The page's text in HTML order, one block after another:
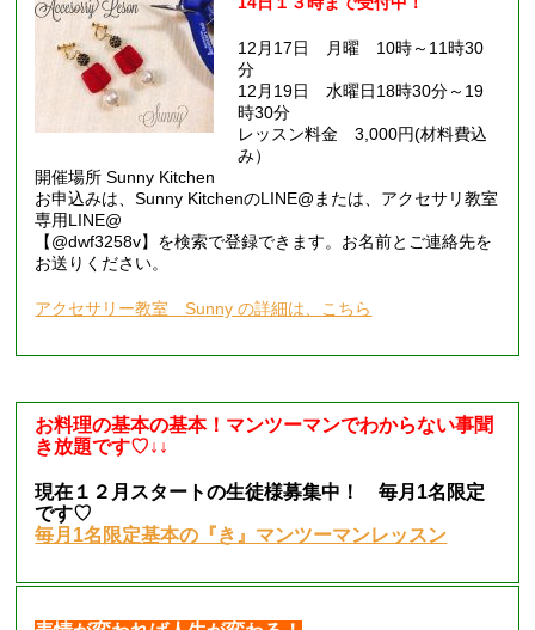
12月17日 月曜 10時～11時30
分
12月19日 水曜日18時30分～19
時30分
レッスン料金 3,000円(材料費込
み）
開催場所 Sunny Kitchen
お申込みは、Sunny KitchenのLINE@または、アクセサリ教室
専用LINE@
【@dwf3258v】を検索で登録できます。 お名前とご連絡先を
お送りください。
アクセサリー教室 Sunny の詳細は、こちら
お料理の基本の基本！マンツーマンでわからない事聞
き放題です♡↓↓
現在１２月スタートの生徒様募集中！ 毎月1名限定
です♡
毎月1名限定基本の『き』マンツーマンレッスン